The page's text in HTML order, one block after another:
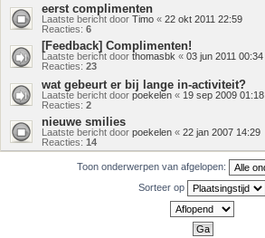
eerst complimenten
Laatste bericht door Timo « 22 okt 2011 22:59
Reacties: 6
[Feedback] Complimenten!
Laatste bericht door thomasbk « 03 jun 2011 00:34
Reacties: 23
wat gebeurt er bij lange in-activiteit?
Laatste bericht door poekelen « 19 sep 2009 01:18
Reacties: 2
nieuwe smilies
Laatste bericht door poekelen « 22 jan 2007 14:29
Reacties: 14
Toon onderwerpen van afgelopen:
Sorteer op